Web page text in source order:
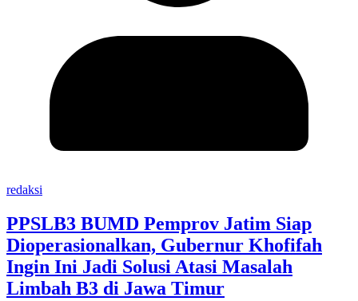
redaksi
PPSLB3 BUMD Pemprov Jatim Siap
Dioperasionalkan, Gubernur Khofifah
Ingin Ini Jadi Solusi Atasi Masalah
Limbah B3 di Jawa Timur